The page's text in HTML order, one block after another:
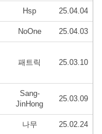
Hsp 25.04.04
NoOne 25.04.03
패트릭 25.03.10
Sang-
JinHong
25.03.09
나무 25.02.24